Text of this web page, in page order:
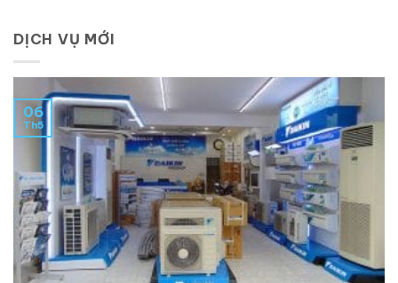
DỊCH VỤ MỚI
06
Th5